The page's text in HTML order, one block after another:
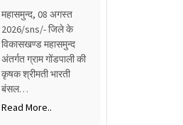
महासमुन्द, 08 अगस्त
2026/sns/- जिले के
विकासखण्ड महासमुन्द
अंतर्गत ग्राम गोंडपाली की
कृषक श्रीमती भारती
बंसल…
Read More..